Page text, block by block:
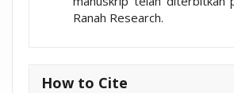
Ranah Research.
How to Cite